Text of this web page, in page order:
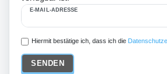
E-MAIL-ADRESSE
Hiermit bestätige ich, dass ich die
SENDEN